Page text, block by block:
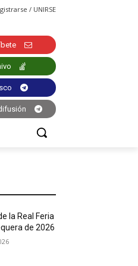
/ UNIRSE
la Real Feria
de 2026